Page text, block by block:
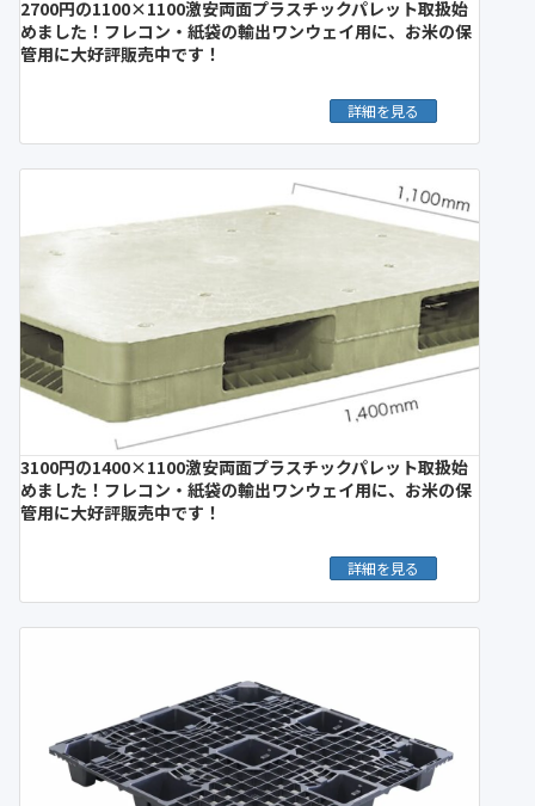
2700円の1100×1100激安両面プラスチックパレット取扱始
めました！フレコン・紙袋の輸出ワンウェイ用に、お米の保
管用に大好評販売中です！
詳細を見る
3100円の1400×1100激安両面プラスチックパレット取扱始
めました！フレコン・紙袋の輸出ワンウェイ用に、お米の保
管用に大好評販売中です！
詳細を見る